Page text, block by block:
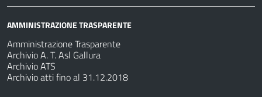
AMMINISTRAZIONE TRASPARENTE
Amministrazione Trasparente
Archivio A. T. Asl Gallura
Archivio ATS
Archivio atti fino al 31.12.2018